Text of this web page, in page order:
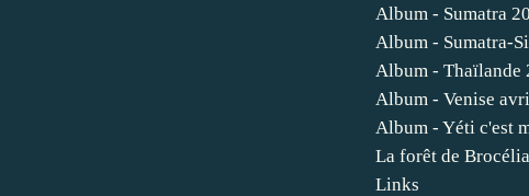
Album - Sumatra
Album - Sumatra-
Album - Thaïlande
Album - Venise
Album - Yéti c'est
La forêt de
Links